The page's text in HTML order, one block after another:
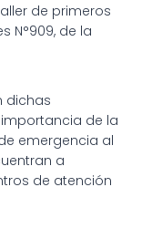
de primeros
N°909, de la
dichas
de la
emergencia al
a
de atención